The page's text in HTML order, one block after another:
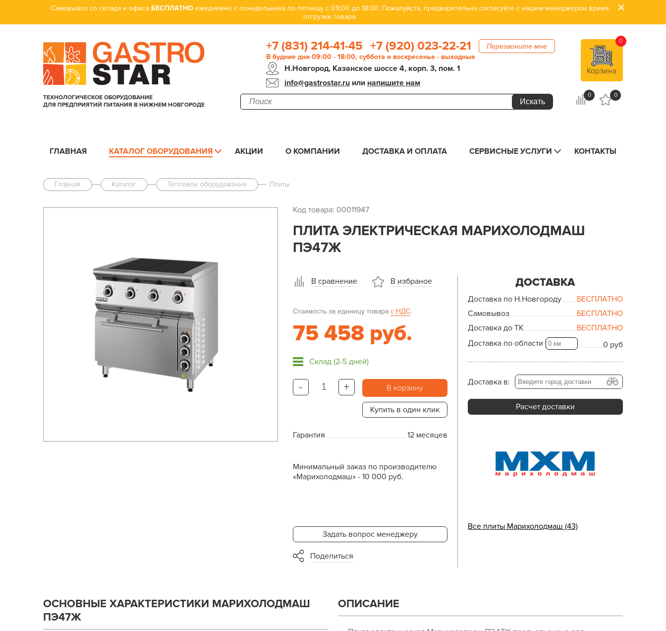
Самовывоз со склада и офиса БЕСПЛАТНО ежедневно с понедельника по пятницу с 09:00 до 18:00. Пожалуйста, предварительно согласуйте с нашим менеджером время
отгрузки товара.
ТЕХНОЛОГИЧЕСКОЕ ОБОРУДОВАНИЕ
ДЛЯ ПРЕДПРИЯТИЙ ПИТАНИЯ В НИЖНЕМ НОВГОРОДЕ
+7 (831) 214-41-45 +7 (920) 023-22-21 Перезвоните мне
В будние дни 09:00 - 18:00, суббота и воскресенье - выходные
Н.Новгород, Казанское шоссе 4, корп. 3, пом. 1
info@gastrostar.ruили напишите нам
Корзина
0
0 0
ГЛАВНАЯ КАТАЛОГ ОБОРУДОВАНИЯ АКЦИИ О КОМПАНИИ ДОСТАВКА И ОПЛАТА СЕРВИСНЫЕ УСЛУГИ КОНТАКТЫ
Главная Каталог Тепловое оборудование Плиты
Код товара: 00011947
ПЛИТА ЭЛЕКТРИЧЕСКАЯ МАРИХОЛОДМАШ
ПЭ47Ж
В сравнение В избраное
Стоимость за единицу товара с НДС:
75 458 руб.
Склад (2-5 дней)
- + В корзину
Купить в один клик
Гарантия 12 месяцев
Минимальный заказ по производителю
«Марихолодмаш» - 10 000 руб.
Задать вопрос менеджеру
Поделиться
ДОСТАВКА
Доставка по Н.Новгороду
БЕСПЛАТНО
Самовывоз
БЕСПЛАТНО
Доставка до ТК
БЕСПЛАТНО
Доставка по области
0 руб
Доставка в:
Расчет доставки
Все плиты Марихолодмаш (43)
ОСНОВНЫЕ ХАРАКТЕРИСТИКИ МАРИХОЛОДМАШ
ПЭ47Ж
ОПИСАНИЕ